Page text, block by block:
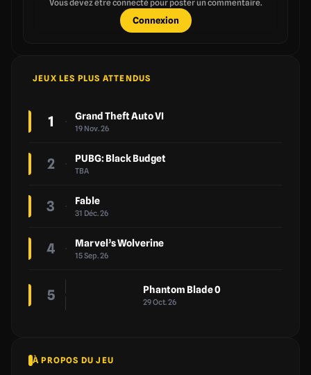
Vous devez être connecté pour poster un commentaire.
Connexion
JEUX LES PLUS ATTENDUS
1 Grand Theft Auto VI
19 Nov. 26
2 PUBG: Black Budget
TBA
3 Fable
31 Déc. 26
4 Marvel’s Wolverine
15 Sep. 26
5 Phantom Blade 0
29 Oct. 26
À PROPOS DU JEU